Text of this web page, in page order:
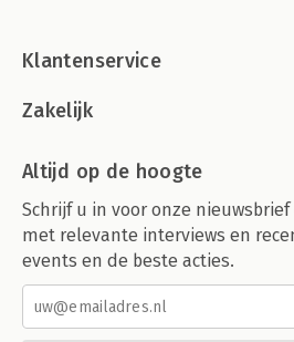
Klantenservice
Zakelijk
Altijd op de hoogte
Schrijf u in voor onze
met relevante interviews en
events en de beste acties.